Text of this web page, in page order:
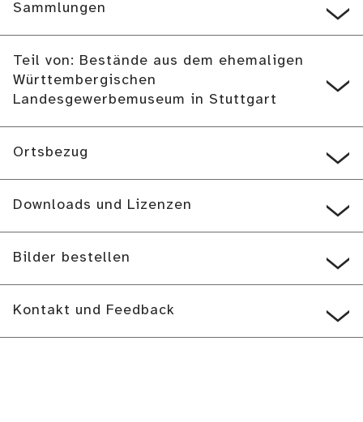
Sammlungen
Teil von: Bestände aus dem ehemaligen
Württembergischen
Landesgewerbemuseum in Stuttgart
Ortsbezug
Downloads und Lizenzen
Bilder bestellen
Kontakt und Feedback